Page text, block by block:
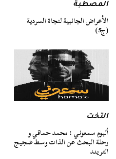
المصطبة
الأعراض الجانبية لنجاة السردية
(ج5)
التخت
ألبوم سمعوني : محمد حماقي و
رحلة البحث عن الذات وسط ضجيج
التريند